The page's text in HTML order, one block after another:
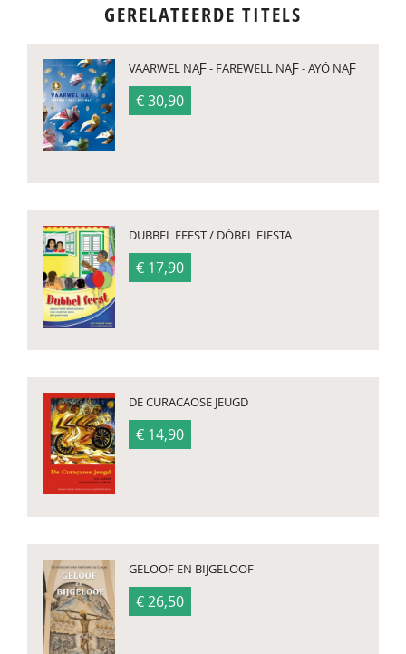
GERELATEERDE TITELS
VAARWEL NAƑ - FAREWELL NAƑ - AYÓ NAƑ
€ 30,90
DUBBEL FEEST / DÒBEL FIESTA
€ 17,90
DE CURACAOSE JEUGD
€ 14,90
GELOOF EN BIJGELOOF
€ 26,50